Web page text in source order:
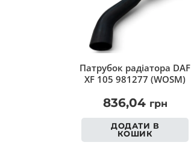
Патрубок радіатора DAF
XF 105 981277 (WOSM)
836,04 грн
ДОДАТИ В
КОШИК